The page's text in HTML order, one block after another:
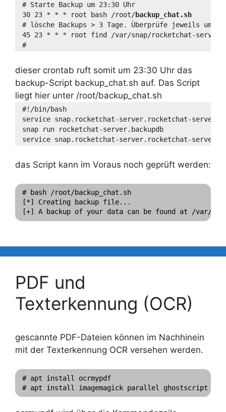
# Starte Backup um 23:30 Uhr
30 23 * * * root bash /root/backup_chat.sh
# lösche Backups > 3 Tage. Überprüfe jeweils um
45 23 * * * root find /var/snap/rocketchat-server/
#
dieser crontab ruft somit um 23:30 Uhr das
backup-Script backup_chat.sh auf. Das Script
liegt hier unter /root/backup_chat.sh
#!/bin/bash
service snap.rocketchat-server.rocketchat-server
snap run rocketchat-server.backupdb
service snap.rocketchat-server.rocketchat-server
das Script kann im Voraus noch geprüft werden:
# bash /root/backup_chat.sh
[*] Creating backup file...
PDF und
Texterkennung (OCR)
gescannte PDF-Dateien können im Nachhinein
mit der Texterkennung OCR versehen werden.
# apt install ocrmypdf